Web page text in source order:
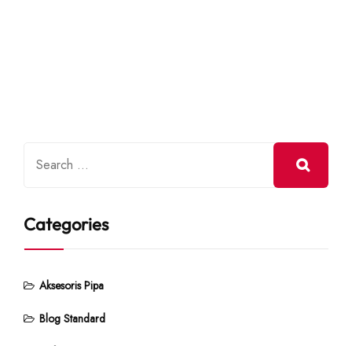
Categories
Aksesoris Pipa
Blog Standard